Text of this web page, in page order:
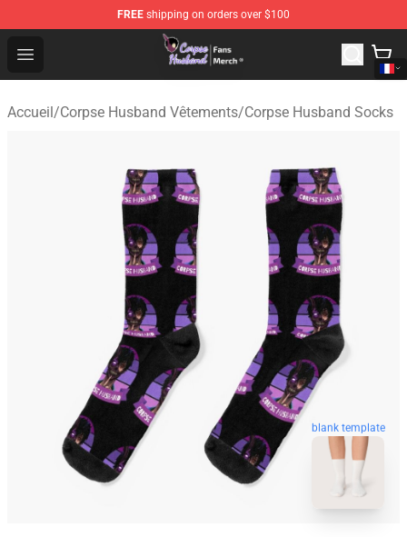
FREE shipping on orders over $100
Open menu
Corpse Husband Store - Official Corpse Husband
Accueil/Corpse Husband Vêtements/Corpse Husband Socks
blank template